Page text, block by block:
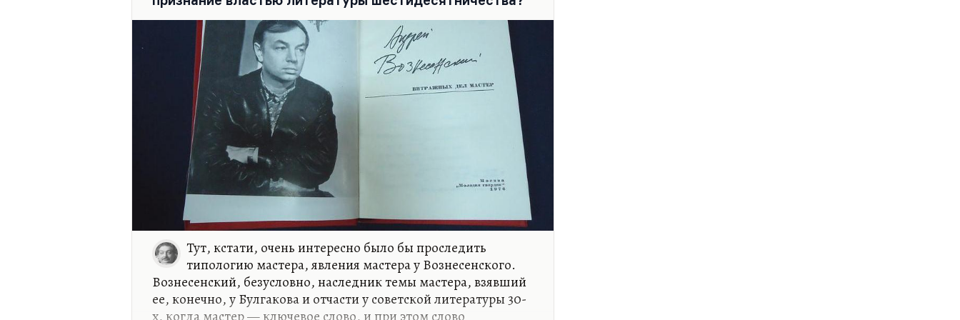
на столичную цензуру. В провинции иногда можно было что-
то такое протолкнуть.
Чем же, собственно говоря, отличается поэтика Вознесенского,
и почему были у него такие проблемы? Надо сказать, что, как
справедливо заметил Николай Алексеевич…
Тут, кстати, очень интересно было бы проследить
типологию мастера, явления мастера у Вознесенского.
Вознесенский, безусловно, наследник темы мастера, взявший
ее, конечно, у Булгакова и отчасти у советской литературы 30-
х, когда мастер — ключевое слово, и при этом слово